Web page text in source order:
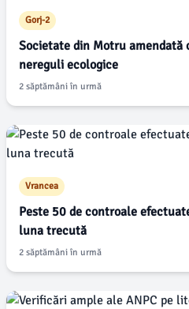
Gorj-2
Societate din Motru
nereguli ecologice
2 săptămâni în urmă
Vrancea
Peste 50 de controale
luna trecută
2 săptămâni în urmă